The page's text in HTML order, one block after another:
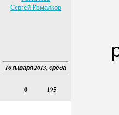
Сергей Измалков
16 января 2013, среда
0 195